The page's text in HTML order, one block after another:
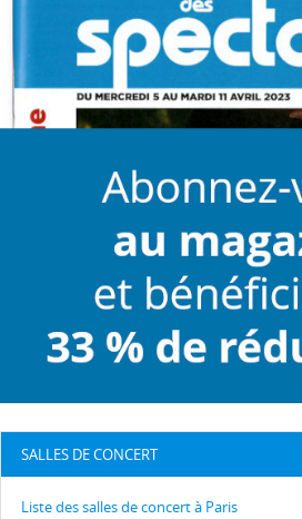
SALLES DE CONCERT
Liste des salles de concert à Paris